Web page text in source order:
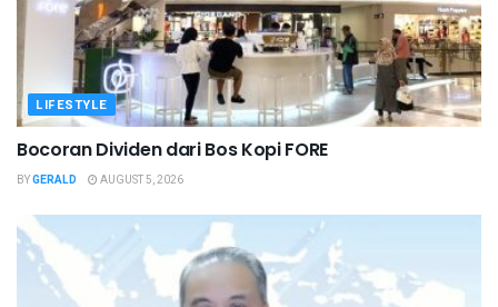
LIFESTYLE
Bocoran Dividen dari Bos Kopi FORE
BYGERALD AUGUST 5, 2026